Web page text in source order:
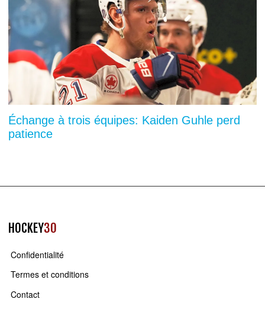
Échange à trois équipes: Kaiden Guhle perd
patience
HOCKEY30
Confidentialité
Termes et conditions
Contact